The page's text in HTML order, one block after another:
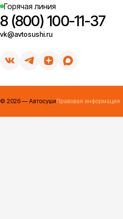
Горячая линия
8 (800) 100-11-37
vk@avtosushi.ru
© 2026 — АвтосушиПравовая информация